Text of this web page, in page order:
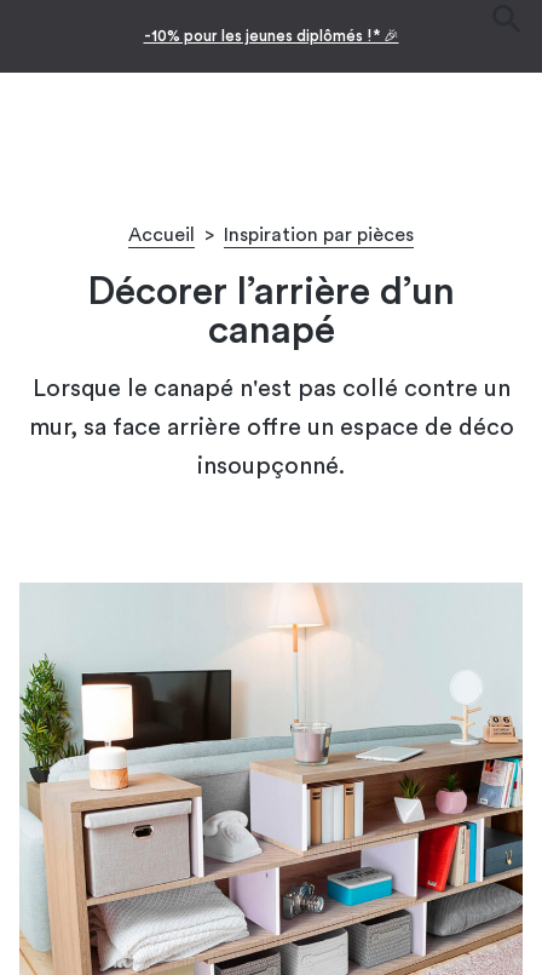
-10% pour les jeunes diplômés !* 🎉
Accueil > Inspiration par pièces
Décorer l’arrière d’un
canapé
Lorsque le canapé n'est pas collé contre un
mur, sa face arrière offre un espace de déco
insoupçonné.